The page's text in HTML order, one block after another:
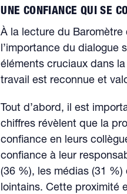
UNE CONFIANCE QUI SE
À la lecture du
l’importance du dialogue
éléments cruciaux dans
travail est reconnue et
Tout d’abord, il est
chiffres révèlent que la
confiance en leurs
confiance à leur
(36 %), les médias (31
lointains. Cette proximité